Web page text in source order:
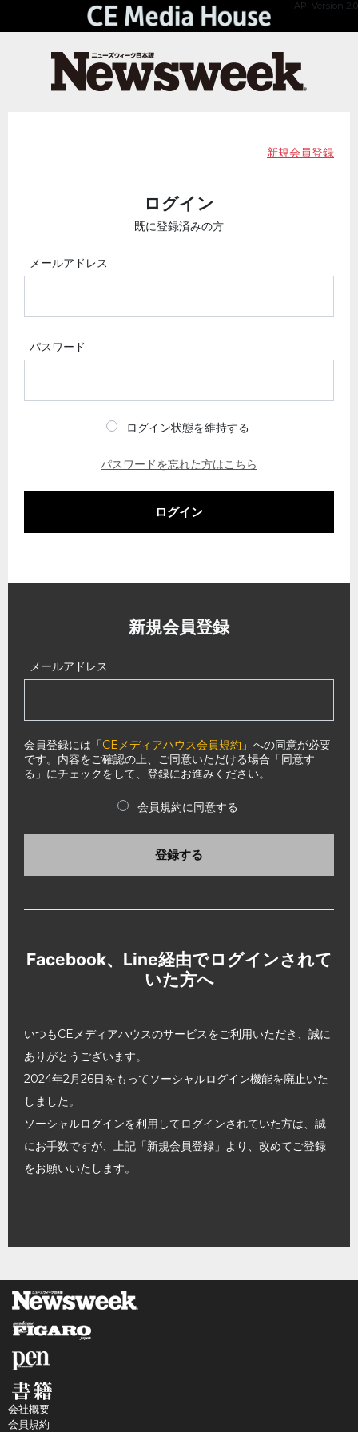
API Version 2.0
新規会員登録
ログイン
既に登録済みの方
メールアドレス
パスワード
ログイン状態を維持する
パスワードを忘れた方はこちら
ログイン
新規会員登録
メールアドレス
会員登録には「CEメディアハウス会員規約 」への同意が必要
です。内容をご確認の上、ご同意いただける場合「同意す
る」にチェックをして、登録にお進みください。
会員規約に同意する
登録する
Facebook、Line経由でログインされて
いた方へ
いつもCEメディアハウスのサービスをご利用いただき、誠に
ありがとうございます。
2024年2月26日をもってソーシャルログイン機能を廃止いた
しました。
ソーシャルログインを利用してログインされていた方は、誠
にお手数ですが、上記「新規会員登録」より、改めてご登録
をお願いいたします。
会社概要
会員規約